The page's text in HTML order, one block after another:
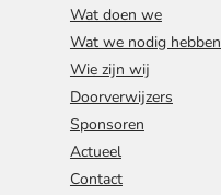
Wat doen we
Wat we nodig hebben
Wie zijn wij
Doorverwijzers
Sponsoren
Actueel
Contact